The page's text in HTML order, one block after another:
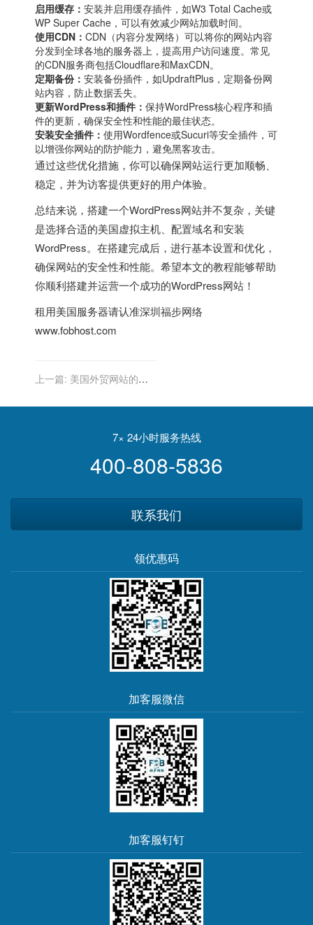
启用缓存： 安装并启用缓存插件，如W3 Total Cache或
WP Super Cache，可以有效减少网站加载时间。
使用CDN： CDN（内容分发网络）可以将你的网站内容
分发到全球各地的服务器上，提高用户访问速度。常见
的CDN服务商包括Cloudflare和MaxCDN。
定期备份： 安装备份插件，如UpdraftPlus，定期备份网
站内容，防止数据丢失。
更新WordPress和插件： 保持WordPress核心程序和插
件的更新，确保安全性和性能的最佳状态。
安装安全插件： 使用Wordfence或Sucuri等安全插件，可
以增强你网站的防护能力，避免黑客攻击。
通过这些优化措施，你可以确保网站运行更加顺畅、
稳定，并为访客提供更好的用户体验。
总结来说，搭建一个WordPress网站并不复杂，关键
是选择合适的美国虚拟主机 、配置域名和安装
WordPress。在搭建完成后，进行基本设置和优化，
确保网站的安全性和性能。希望本文的教程能够帮助
你顺利搭建并运营一个成功的WordPress网站！
租用美国服务器请认准深圳福步网络
www.fobhost.com
上一篇: 美国外贸网站的全
7× 24小时服务热线
400-808-5836
联系我们
领优惠码
加客服微信
加客服钉钉